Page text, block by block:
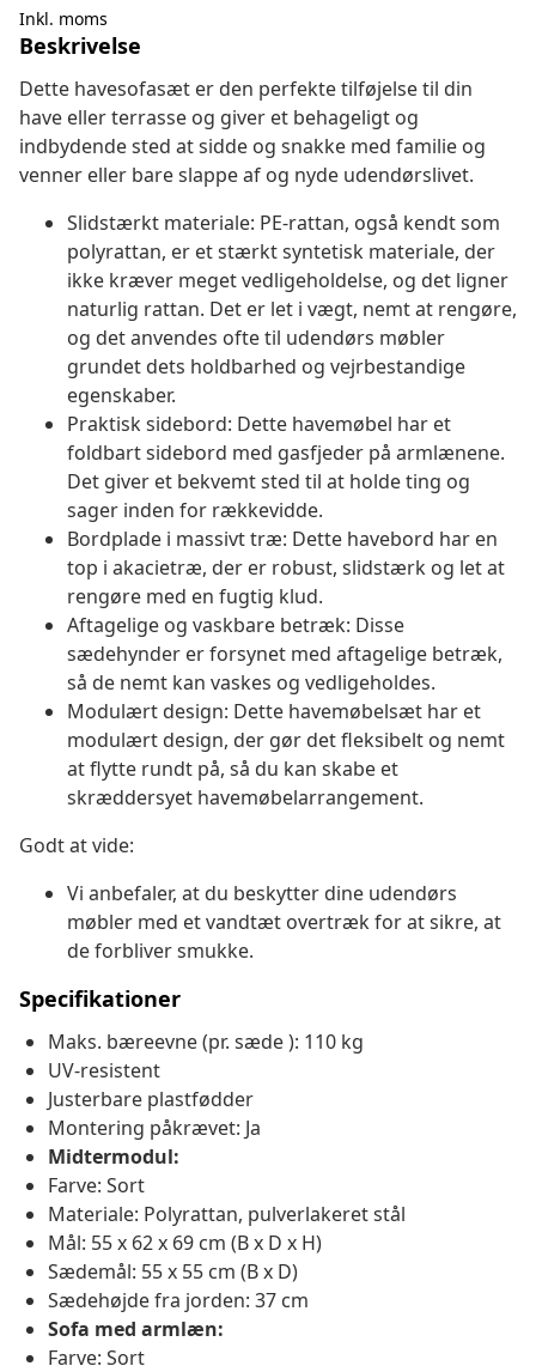
Inkl. moms
Beskrivelse
Dette havesofasæt er den perfekte tilføjelse til din
have eller terrasse og giver et behageligt og
indbydende sted at sidde og snakke med familie og
venner eller bare slappe af og nyde udendørslivet.
Slidstærkt materiale: PE-rattan, også kendt som
polyrattan, er et stærkt syntetisk materiale, der
ikke kræver meget vedligeholdelse, og det ligner
naturlig rattan. Det er let i vægt, nemt at rengøre,
og det anvendes ofte til udendørs møbler
grundet dets holdbarhed og vejrbestandige
egenskaber.
Praktisk sidebord: Dette havemøbel har et
foldbart sidebord med gasfjeder på armlænene.
Det giver et bekvemt sted til at holde ting og
sager inden for rækkevidde.
Bordplade i massivt træ: Dette havebord har en
top i akacietræ, der er robust, slidstærk og let at
rengøre med en fugtig klud.
Aftagelige og vaskbare betræk: Disse
sædehynder er forsynet med aftagelige betræk,
så de nemt kan vaskes og vedligeholdes.
Modulært design: Dette havemøbelsæt har et
modulært design, der gør det fleksibelt og nemt
at flytte rundt på, så du kan skabe et
skræddersyet havemøbelarrangement.
Godt at vide:
Vi anbefaler, at du beskytter dine udendørs
møbler med et vandtæt overtræk for at sikre, at
de forbliver smukke.
Specifikationer
Maks. bæreevne (pr. sæde ): 110 kg
UV-resistent
Justerbare plastfødder
Montering påkrævet: Ja
Midtermodul:
Farve: Sort
Materiale: Polyrattan, pulverlakeret stål
Mål: 55 x 62 x 69 cm (B x D x H)
Sædemål: 55 x 55 cm (B x D)
Sædehøjde fra jorden: 37 cm
Sofa med armlæn:
Farve: Sort